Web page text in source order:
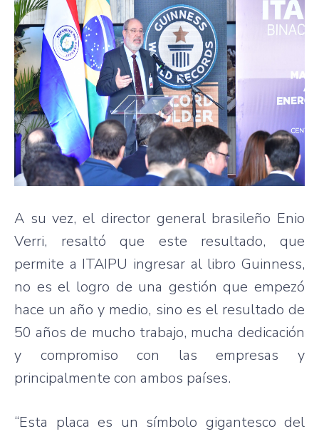
A su vez, el director general brasileño Enio
Verri, resaltó que este resultado, que
permite a ITAIPU ingresar al libro Guinness,
no es el logro de una gestión que empezó
hace un año y medio, sino es el resultado de
50 años de mucho trabajo, mucha dedicación
y compromiso con las empresas y
principalmente con ambos países.
“Esta placa es un símbolo gigantesco del